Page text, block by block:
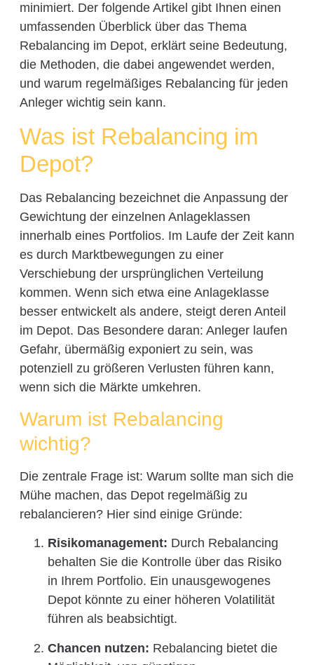
minimiert. Der folgende Artikel gibt Ihnen einen
umfassenden Überblick über das Thema
Rebalancing im Depot, erklärt seine Bedeutung,
die Methoden, die dabei angewendet werden,
und warum regelmäßiges Rebalancing für jeden
Anleger wichtig sein kann.
Was ist Rebalancing im
Depot?
Das Rebalancing bezeichnet die Anpassung der
Gewichtung der einzelnen Anlageklassen
innerhalb eines Portfolios. Im Laufe der Zeit kann
es durch Marktbewegungen zu einer
Verschiebung der ursprünglichen Verteilung
kommen. Wenn sich etwa eine Anlageklasse
besser entwickelt als andere, steigt deren Anteil
im Depot. Das Besondere daran: Anleger laufen
Gefahr, übermäßig exponiert zu sein, was
potenziell zu größeren Verlusten führen kann,
wenn sich die Märkte umkehren.
Warum ist Rebalancing
wichtig?
Die zentrale Frage ist: Warum sollte man sich die
Mühe machen, das Depot regelmäßig zu
rebalancieren? Hier sind einige Gründe:
Risikomanagement: Durch Rebalancing
behalten Sie die Kontrolle über das Risiko
in Ihrem Portfolio. Ein unausgewogenes
Depot könnte zu einer höheren Volatilität
führen als beabsichtigt.
Chancen nutzen: Rebalancing bietet die